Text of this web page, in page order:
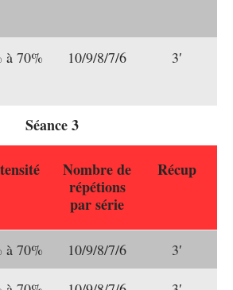
à 70% 10/9/8/7/6 3′
Séance 3
Nombre de
répétions
par série
Récup
à 70% 10/9/8/7/6 3′